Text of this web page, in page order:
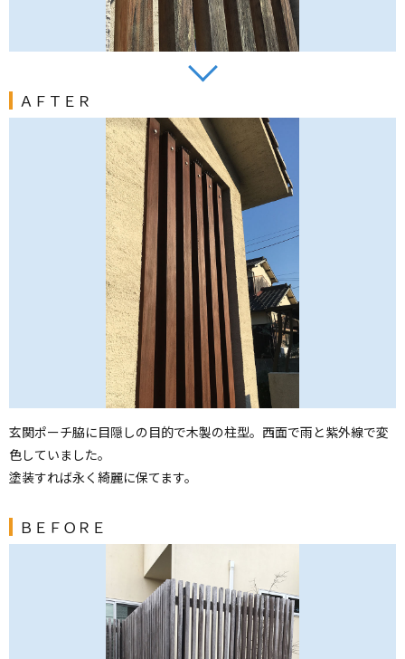
ＡＦＴＥＲ
玄関ポーチ脇に目隠しの目的で木製の柱型。西面で雨と紫外線で変
色していました。
塗装すれば永く綺麗に保てます。
ＢＥＦＯＲＥ